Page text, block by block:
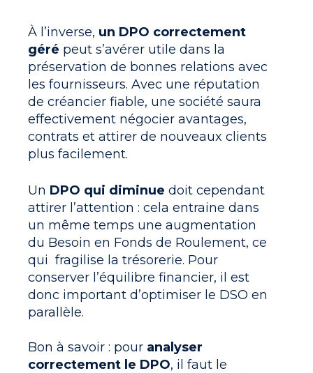
À l’inverse, un DPO correctement
géré peut s’avérer utile dans la
préservation de bonnes relations avec
les fournisseurs. Avec une réputation
de créancier fiable, une société saura
effectivement négocier avantages,
contrats et attirer de nouveaux clients
plus facilement.
Un DPO qui diminue doit cependant
attirer l’attention : cela entraine dans
un même temps une augmentation
du Besoin en Fonds de Roulement, ce
qui fragilise la trésorerie. Pour
conserver l’équilibre financier, il est
donc important d’optimiser le DSO en
parallèle.
Bon à savoir : pour analyser
correctement le DPO, il faut le